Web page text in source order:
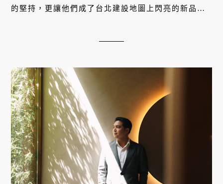
的堅持，更讓他們成了台北建設地圖上閃亮的新品